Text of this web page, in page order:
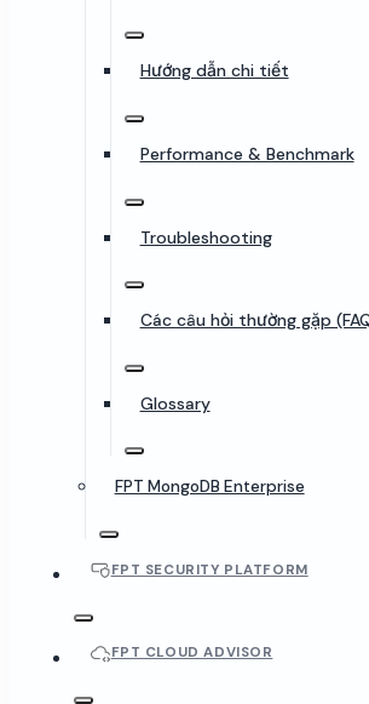
Hướng dẫn chi tiết
Performance & Benchmark
Troubleshooting
Các câu hỏi thường gặp
Glossary
FPT MongoDB Enterprise
FPT SECURITY PLATFORM
FPT CLOUD ADVISOR